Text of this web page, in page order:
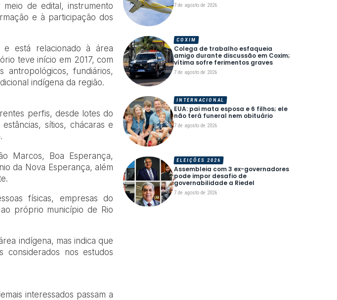
de edital, instrumento
e à participação dos
e está relacionado à área
teve início em 2017, com
fundiários,
indígena da região.
perfis, desde lotes do
sítios, chácaras e
Marcos, Boa Esperança,
da Nova Esperança, além
físicas, empresas do
próprio município de Rio
indígena, mas indica que
considerados nos estudos
interessados passam a
7 de agosto de 2026
Colega de trabalho esfaqueia
amigo durante discussão em Coxim;
vítima sofre ferimentos graves
7 de agosto de 2026
COXIM
EUA: pai mata esposa e 6 filhos; ele
não terá funeral nem obituário
7 de agosto de 2026
INTERNACIONAL
Assembleia com 3 ex-governadores
pode impor desafio de
governabilidade a Riedel
7 de agosto de 2026
ELEIÇÕES 2026